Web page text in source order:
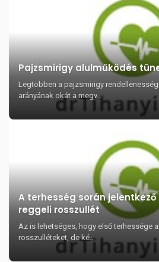
Pajzsmirigy alulműködés
Legtöbben a pajzsmirigy
arányának okát a megv...
A terhesség során
reggeli rosszullét
Az is lehetséges, hogy első terhessége
rosszulléteket, de ké...